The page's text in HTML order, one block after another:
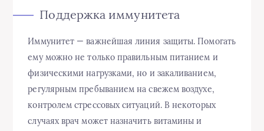
Поддержка иммунитета
Иммунитет — важнейшая линия защиты. Помогать
ему можно не только правильным питанием и
физическими нагрузками, но и закаливанием,
регулярным пребыванием на свежем воздухе,
контролем стрессовых ситуаций. В некоторых
случаях врач может назначить витамины и